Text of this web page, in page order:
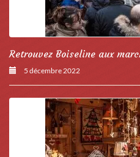
Retrouvez Boiseline aux
5 décembre 2022